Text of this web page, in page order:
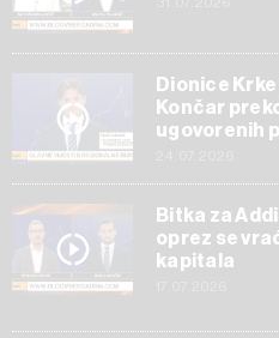
Dionice
Končar
ugovorenih
Bitka za
oprez se
kapitala